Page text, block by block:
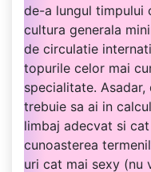
de-a lungul timpului
cultura generala
de circulatie
topurile celor mai
specialitate.
trebuie sa ai in
limbaj adecvat si
cunoasterea
uri cat mai sexy (nu